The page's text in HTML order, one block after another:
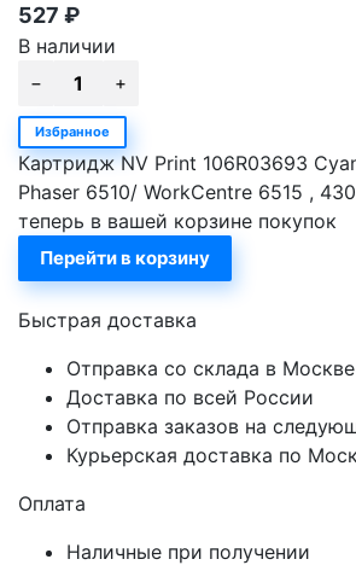
527 ₽
В наличии
Избранное
Картридж NV Print 106R03693
Phaser 6510/ WorkCentre 6515 ,
теперь в вашей корзине покупок
Перейти в корзину
Быстрая доставка
Отправка со склада в Москве
Доставка по всей России
Отправка заказов на
Курьерская доставка по
Оплата
Наличные при получении